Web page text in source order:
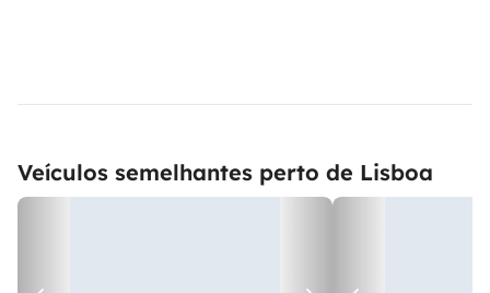
Veículos semelhantes perto de Lisboa